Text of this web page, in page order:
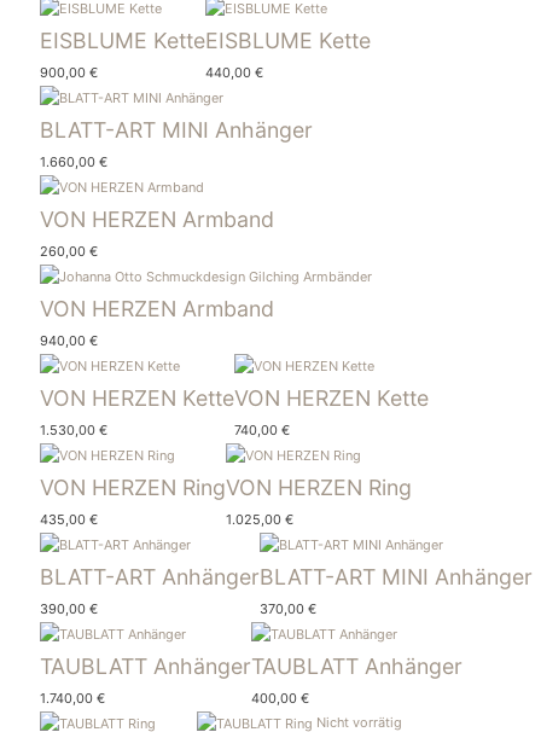
EISBLUME Kette
900,00 €
EISBLUME Kette
440,00 €
BLATT-ART MINI Anhänger
1.660,00 €
VON HERZEN Armband
260,00 €
VON HERZEN Armband
940,00 €
VON HERZEN Kette
1.530,00 €
VON HERZEN Kette
740,00 €
VON HERZEN Ring
435,00 €
VON HERZEN Ring
1.025,00 €
BLATT-ART Anhänger
390,00 €
BLATT-ART MINI Anhänger
370,00 €
TAUBLATT Anhänger
1.740,00 €
TAUBLATT Anhänger
400,00 €
Nicht vorrätig